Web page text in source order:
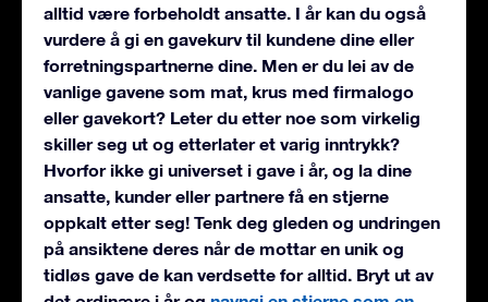
alltid være forbeholdt ansatte. I år kan du også
vurdere å gi en gavekurv til kundene dine eller
forretningspartnerne dine. Men er du lei av de
vanlige gavene som mat, krus med firmalogo
eller gavekort? Leter du etter noe som virkelig
skiller seg ut og etterlater et varig inntrykk?
Hvorfor ikke gi universet i gave i år, og la dine
ansatte, kunder eller partnere få en stjerne
oppkalt etter seg! Tenk deg gleden og undringen
på ansiktene deres når de mottar en unik og
tidløs gave de kan verdsette for alltid. Bryt ut av